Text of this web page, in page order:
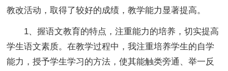
教改活动，取得了较好的成绩，教学能力显著提高。
1、握语文教育的特点，注重能力的培养，切实提高
学生语文素质。在教学过程中，我注重培养学生的自学
能力，授予学生学习的方法，使其能触类旁通、举一反